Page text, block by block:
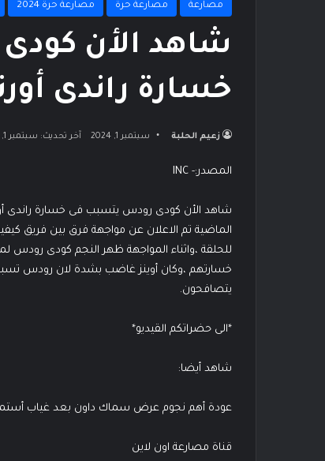
مصارعة مصارعة حرة مصارعة حرة 2024
شاهد الأن
خسارة راندى
زعيم الحلبة سبتمبر 1, 2024 آخر تحديث: سبتمبر 1, 2024
المصدر:- INC
شاهد الأن كودى رودس يتسبب فى خسارة راندى
الماضية تم الاعلان عن مواجهة فرق بين فريق
للحلقة ،واثناء المواجهة ظهر النجم كودى رودس
خسارتهم ،وكان أوينز غاضب بشدة لان رودس
يتصافحون.
*الى حضراتكم القيديو*
شاهد أيضا:
عودة أهم نجوم عرض سماك داون بعد غياب
قناة مصارعة اون لاين